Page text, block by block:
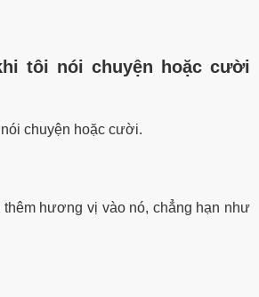
tôi nói chuyện hoặc cười
chuyện hoặc cười.
hương vị vào nó, chẳng hạn như